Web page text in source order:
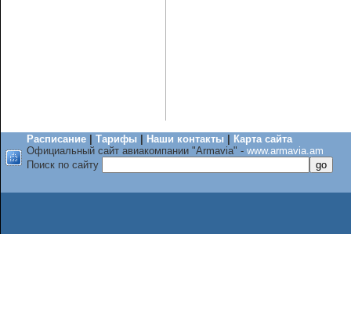
Расписание Тарифы Наши контакты
Карта сайта
Официальный сайт авиакомпании "Armavia" - www.armavia.am
Поиск по сайту